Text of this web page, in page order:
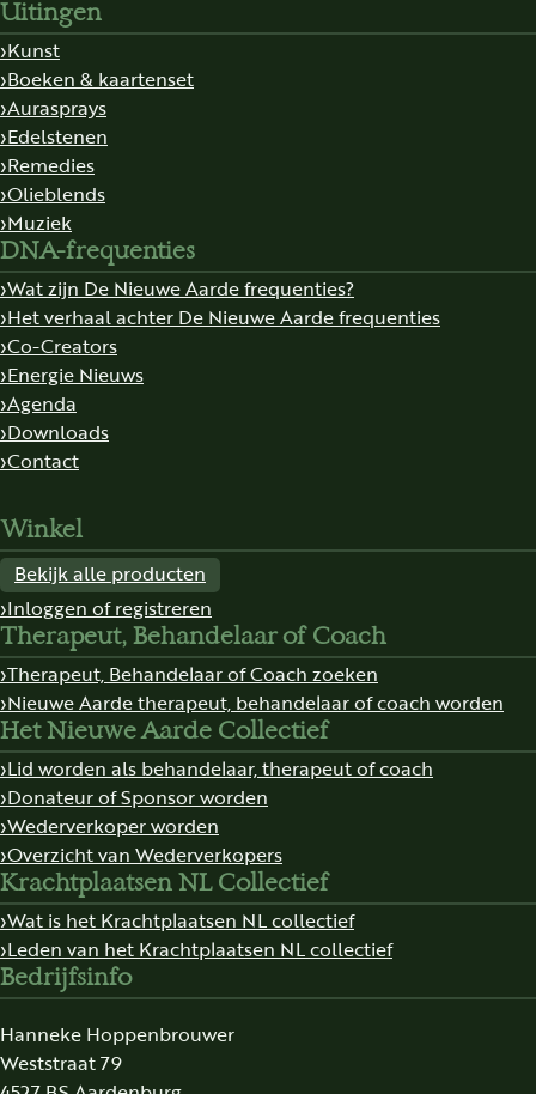
Uitingen
Kunst
Boeken & kaartenset
Aurasprays
Edelstenen
Remedies
Olieblends
Muziek
DNA-frequenties
Wat zijn De Nieuwe Aarde frequenties?
Het verhaal achter De Nieuwe Aarde frequenties
Co-Creators
Energie Nieuws
Agenda
Downloads
Contact
Winkel
Bekijk alle producten
Inloggen of registreren
Therapeut, Behandelaar of Coach
Therapeut, Behandelaar of Coach zoeken
Nieuwe Aarde therapeut, behandelaar of coach worden
Het Nieuwe Aarde Collectief
Lid worden als behandelaar, therapeut of coach
Donateur of Sponsor worden
Wederverkoper worden
Overzicht van Wederverkopers
Krachtplaatsen NL Collectief
Wat is het Krachtplaatsen NL collectief
Leden van het Krachtplaatsen NL collectief
Bedrijfsinfo
Hanneke Hoppenbrouwer
Weststraat 79